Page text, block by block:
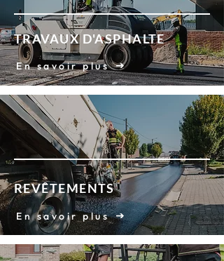
TRAVAUX D'ASPHALTE
En savoir plus
REVÊTEMENTS
En savoir plus